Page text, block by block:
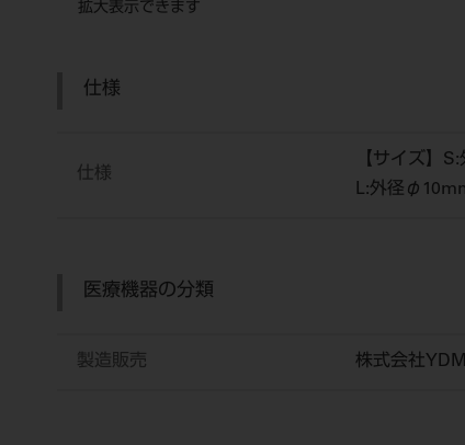
拡大表示できます
仕様
仕様
【サイズ】
L:外径
医療機器の分類
製造販売 株式会社YDM